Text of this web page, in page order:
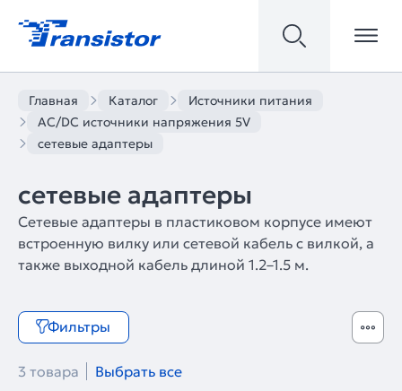
Главная Каталог
Источники питания
AC/DC источники напряжения 5V
сетевые адаптеры
сетевые адаптеры
Сетевые адаптеры в пластиковом корпусе имеют
встроенную вилку или сетевой кабель с вилкой, а
также выходной кабель длиной 1.2–1.5 м.
Фильтры
3 товара Выбрать все